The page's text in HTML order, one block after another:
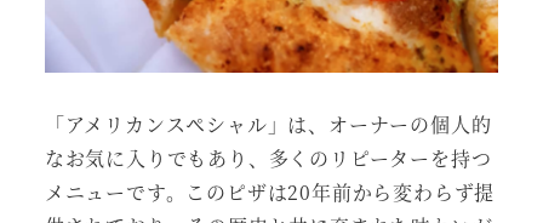
「アメリカンスペシャル」は、オーナーの個人的
なお気に入りでもあり、多くのリピーターを持つ
メニューです。このピザは20年前から変わらず提